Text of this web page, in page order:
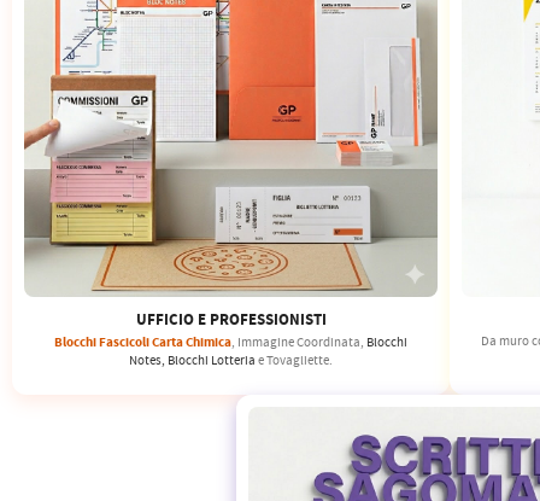
DORSALI TARGHE
PETTORALI NUMERI DA
GARA
PETTORALI CON NOME ATLETA
NUMERI DA GARA MTB
UFFICIO E PROFESSIONISTI
Blocchi Fascicoli Carta Chimica, Immagine Coordinata, Blocchi
Notes, Blocchi Lotteria e Tovagliette.
Da muro